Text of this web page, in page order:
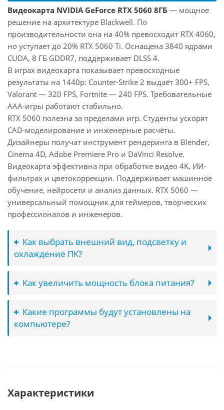
Видеокарта NVIDIA GeForce RTX 5060 8ГБ — мощное
решение на архитектуре Blackwell. По
производительности она на 40% превосходит RTX 4060,
но уступает до 20% RTX 5060 Ti. Оснащена 3840 ядрами
CUDA, 8 ГБ GDDR7, поддерживает DLSS 4.
В играх видеокарта показывает превосходные
результаты на 1440p: Counter-Strike 2 выдаёт 300+ FPS,
Valorant — 320 FPS, Fortnite — 240 FPS. Требовательные
AAA-игры работают стабильно.
RTX 5060 полезна за пределами игр. Студенты ускорят
CAD-моделирование и инженерные расчёты.
Дизайнеры получат инструмент рендеринга в Blender,
Cinema 4D, Adobe Premiere Pro и DaVinci Resolve.
Видеокарта эффективна при обработке видео 4K, ИИ-
фильтрах и цветокоррекции. Поддерживает машинное
обучение, нейросети и анализ данных. RTX 5060 —
универсальный помощник для геймеров, творческих
профессионалов и инженеров.
Как выбрать внешний вид, подсветку и
охлаждение ПК?
Как увеличить мощность блока питания?
Какие программы будут установлены на
компьютере?
Характеристики